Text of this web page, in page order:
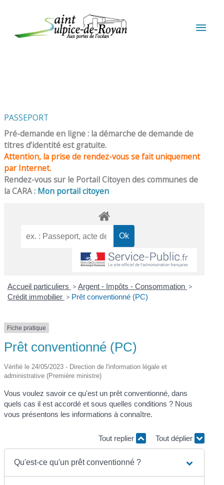
PASSEPORT
Pré-demande en ligne : la démarche de demande de
titres d’identité est gratuite.
Attention, la prise de rendez-vous se fait uniquement
par Internet.
Rendez-vous sur le Portail Citoyen des communes de
la CARA : Mon portail citoyen
Accueil particuliers > Argent - Impôts - Consommation >
Crédit immobilier > Prêt conventionné (PC)
Fiche pratique
Prêt conventionné (PC)
Vérifié le 24/05/2023 - Direction de l'information légale et
administrative (Première ministre)
Vous voulez savoir ce qu'est un prêt conventionné, dans
quels cas il est accordé et sous quelles conditions ? Nous
vous présentons les informations à connaître.
Tout replier Tout déplier
Qu'est-ce qu'un prêt conventionné ?